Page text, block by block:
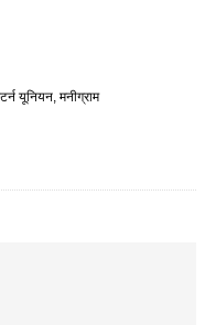
यूनियन, मनीग्राम